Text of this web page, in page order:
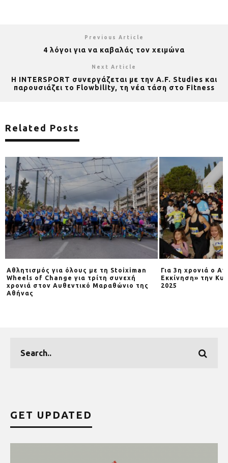
Previous Article
4 λόγοι για να καβαλάς τον χειμώνα
Next Article
Η INTERSPORT συνεργάζεται με την A.F. Studies και
παρουσιάζει το Flowbility, τη νέα τάση στο Fitness
Related Posts
Αθλητισμός για όλους με τη Stoiximan
Wheels of Change για τρίτη συνεχή
χρονιά στον Αυθεντικό Μαραθώνιο της
Αθήνας
Για 3η χρονιά o
Εκκίνηση» την
2025
GET UPDATED